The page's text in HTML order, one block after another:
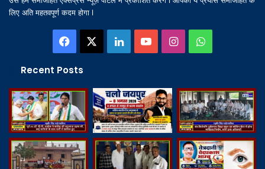
लिए अति महतवपूर्ण कदम होगा l
Facebook LinkedInYouTubeInstagramWhatsApp
Recent Posts